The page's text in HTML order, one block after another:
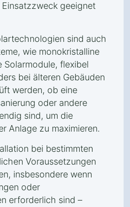
geeignet
sind auch
wie monokristalline
Solarmodule, flexibel
bei älteren Gebäuden
werden, ob eine
oder andere
sind, um die
Anlage zu maximieren.
bei bestimmten
Voraussetzungen
insbesondere wenn
oder
erforderlich sind –